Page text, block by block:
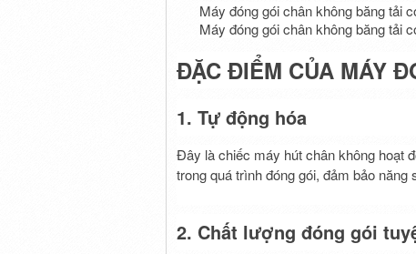
Máy đóng gói chân không băng tải
Máy đóng gói chân không băng tải
ĐẶC ĐIỂM CỦA MÁY
1. Tự động hóa
Đây là chiếc máy hút chân không hoạt
trong quá trình đóng gói, đảm bảo
2. Chất lượng đóng gói